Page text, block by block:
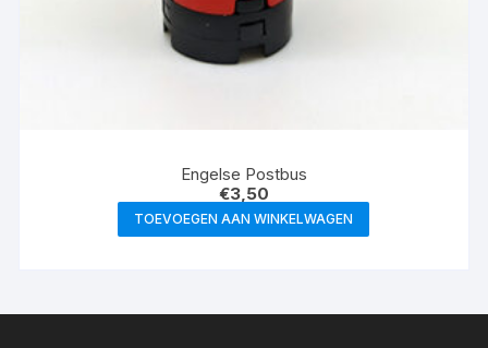
Engelse Postbus
€3,50
TOEVOEGEN AAN WINKELWAGEN